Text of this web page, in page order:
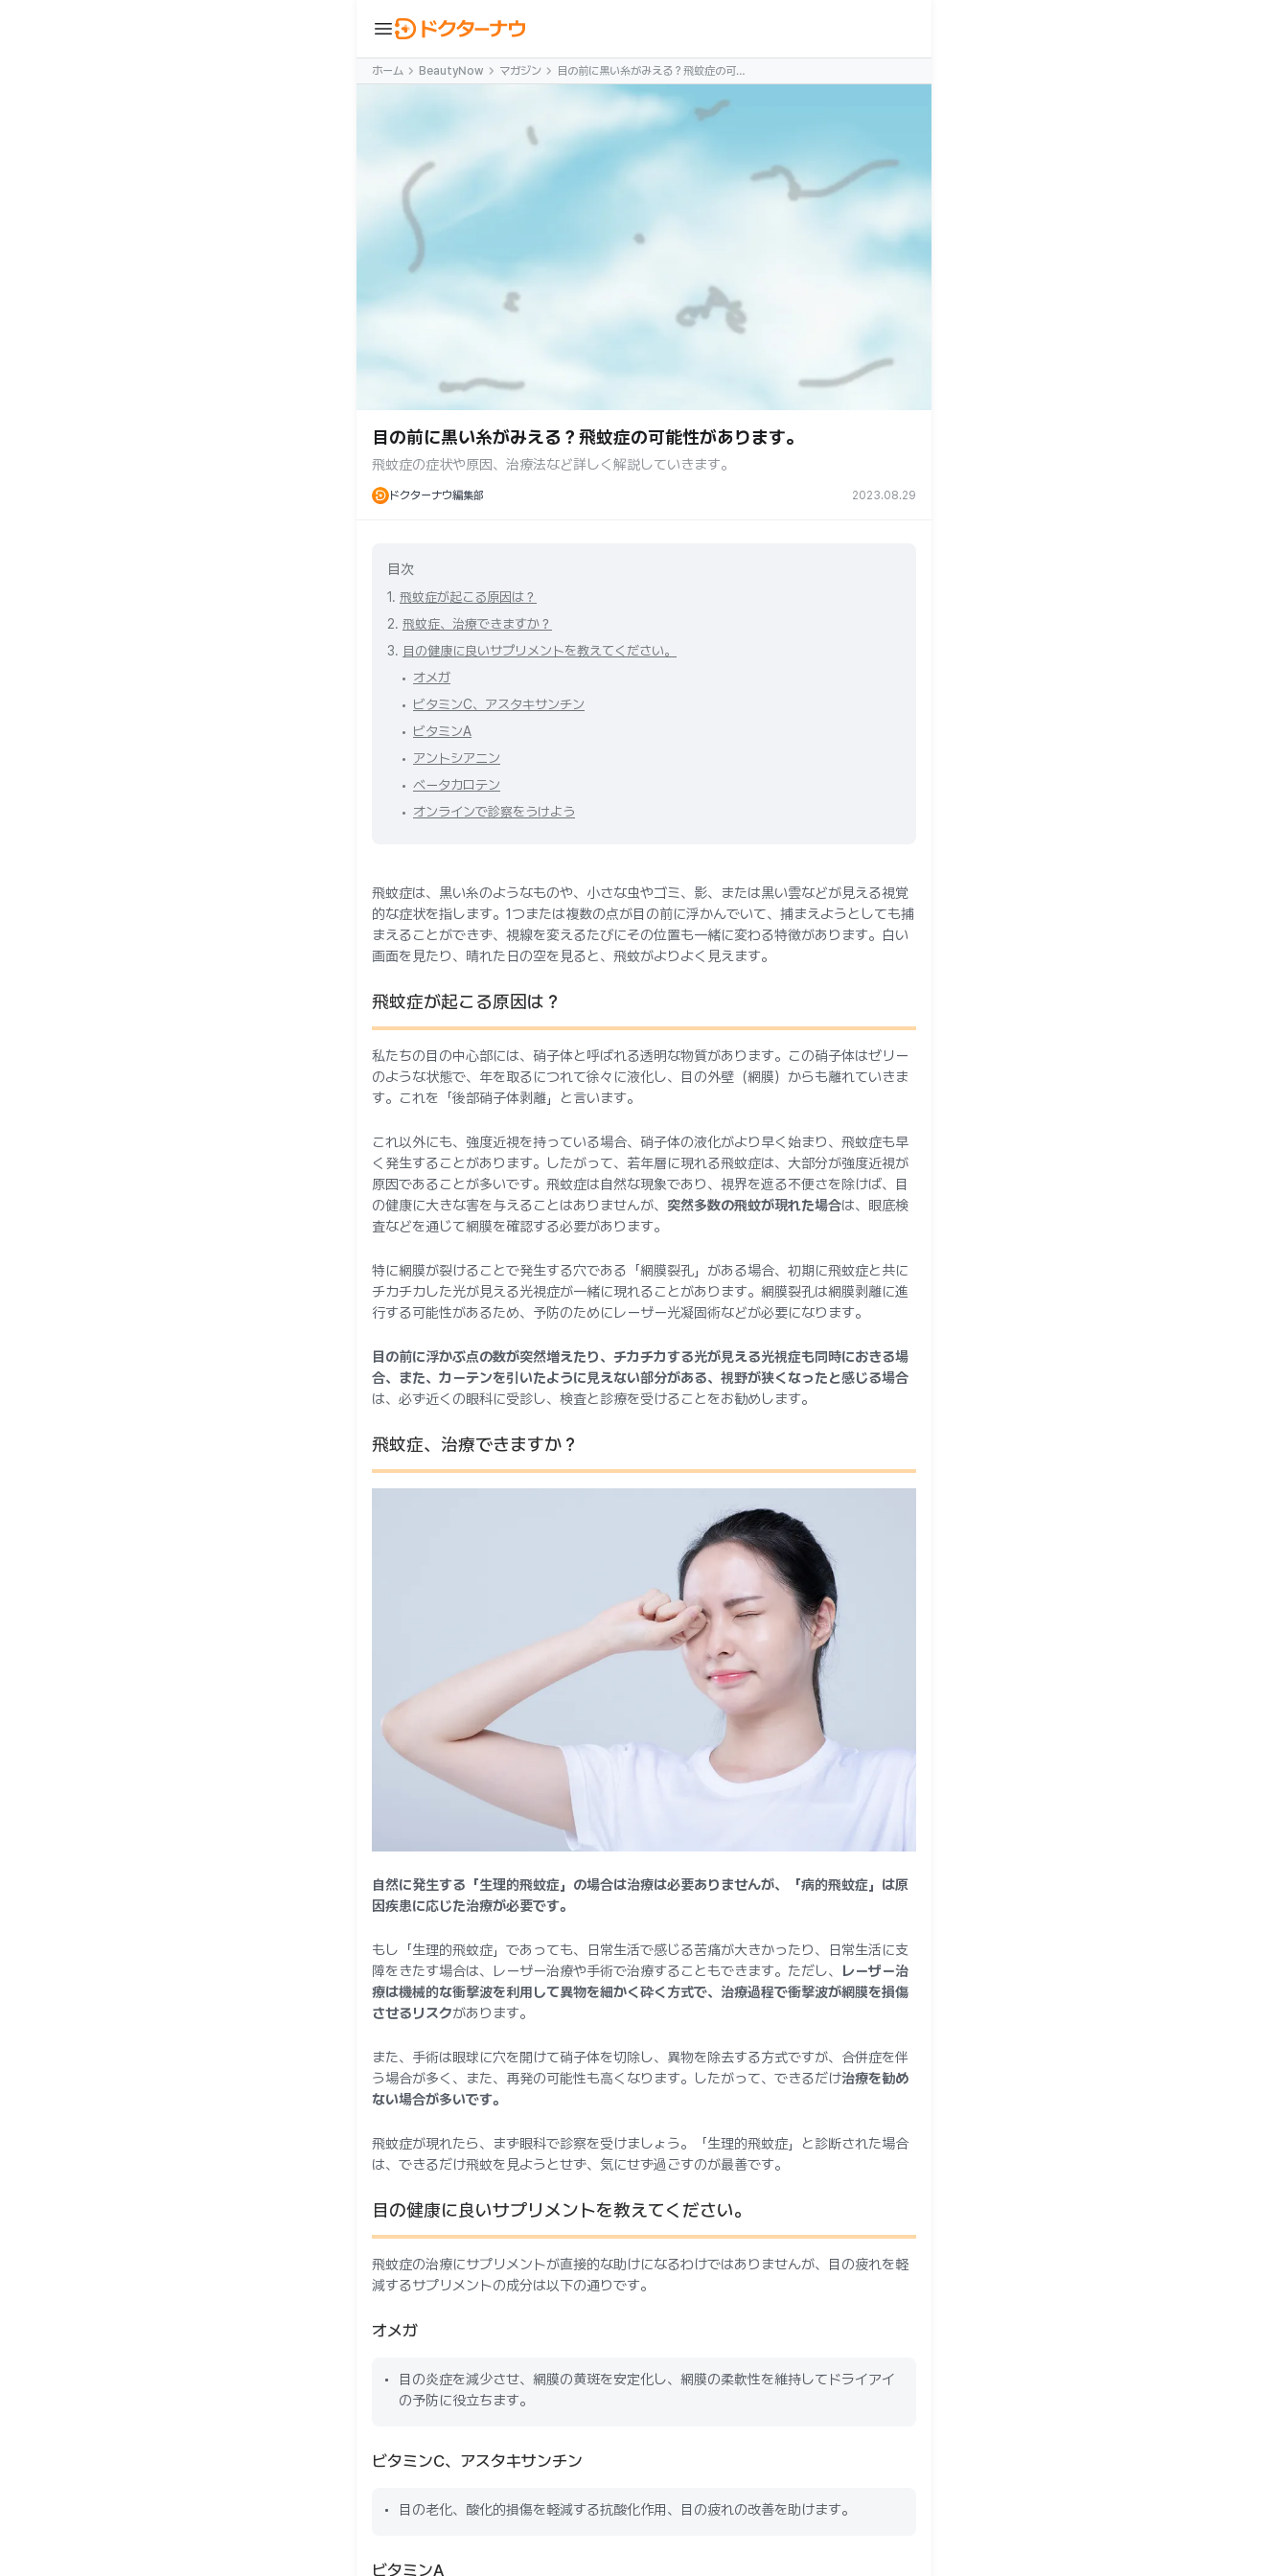
menu
ホーム BeautyNow マガジン
目の前に黒い糸がみえる？飛蚊症の可能
性があります。
目の前に黒い糸がみえる？飛蚊症の可能性があります。
飛蚊症の症状や原因、治療法など詳しく解説していきます。
ドクターナウ編集部 2023.08.29
目次
1. 飛蚊症が起こる原因は？
2. 飛蚊症、治療できますか？
3. 目の健康に良いサプリメントを教えてください。
オメガ
ビタミンC、アスタキサンチン
ビタミンA
アントシアニン
ベータカロテン
オンラインで診察をうけよう
飛蚊症は、黒い糸のようなものや、小さな虫やゴミ、影、または黒い雲などが見える視覚
的な症状を指します。1つまたは複数の点が目の前に浮かんでいて、捕まえようとしても捕
まえることができず、視線を変えるたびにその位置も一緒に変わる特徴があります。白い
画面を見たり、晴れた日の空を見ると、飛蚊がよりよく見えます。
飛蚊症が起こる原因は？
私たちの目の中心部には、硝子体と呼ばれる透明な物質があります。この硝子体はゼリー
のような状態で、年を取るにつれて徐々に液化し、目の外壁（網膜）からも離れていきま
す。これを「後部硝子体剥離」と言います。
これ以外にも、強度近視を持っている場合、硝子体の液化がより早く始まり、飛蚊症も早
く発生することがあります。したがって、若年層に現れる飛蚊症は、大部分が強度近視が
原因であることが多いです。飛蚊症は自然な現象であり、視界を遮る不便さを除けば、目
の健康に大きな害を与えることはありませんが、 突然多数の飛蚊が現れた場合は、眼底検
査などを通じて網膜を確認する必要があります。
特に網膜が裂けることで発生する穴である「網膜裂孔」がある場合、初期に飛蚊症と共に
チカチカした光が見える光視症が一緒に現れることがあります。網膜裂孔は網膜剥離に進
行する可能性があるため、予防のためにレーザー光凝固術などが必要になります。
目の前に浮かぶ点の数が突然増えたり、チカチカする光が見える光視症も同時におきる場
合、また、カーテンを引いたように見えない部分がある、視野が狭くなったと感じる場合
は、必ず近くの眼科に受診し、検査と診療を受けることをお勧めします。
飛蚊症、治療できますか？
自然に発生する「生理的飛蚊症」の場合は治療は必要ありませんが、「病的飛蚊症」は原
因疾患に応じた治療が必要です。
もし「生理的飛蚊症」であっても、日常生活で感じる苦痛が大きかったり、日常生活に支
障をきたす場合は、レーザー治療や手術で治療することもできます。ただし、
レーザー治
療は機械的な衝撃波を利用して異物を細かく砕く方式で、治療過程で衝撃波が網膜を損傷
させるリスクがあります。
また、手術は眼球に穴を開けて硝子体を切除し、異物を除去する方式ですが、合併症を伴
う場合が多く、また、再発の可能性も高くなります。したがって、できるだけ治療を勧め
ない場合が多いです。
飛蚊症が現れたら、まず眼科で診察を受けましょう。「生理的飛蚊症」と診断された場合
は、できるだけ飛蚊を見ようとせず、気にせず過ごすのが最善です。
目の健康に良いサプリメントを教えてください。
飛蚊症の治療にサプリメントが直接的な助けになるわけではありませんが、目の疲れを軽
減するサプリメントの成分は以下の通りです。
オメガ
目の炎症を減少させ、網膜の黄斑を安定化し、網膜の柔軟性を維持してドライアイ
の予防に役立ちます。
ビタミンC、アスタキサンチン
目の老化、酸化的損傷を軽減する抗酸化作用、目の疲れの改善を助けます。
ビタミンA